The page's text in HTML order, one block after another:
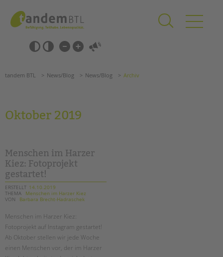
springen
Barrierefrei-
Einstellungen
überspringen
überspringen
Förderzentren
Kollegs
EFöB
Schulbezogene Sozialarbeit
Tagesgruppen
HILFEN ZUR ERZIEHUNG
EINGLIEDERUNGSHILFE
Suchen
tandem BTL News/Blog News/Blog Archiv
Oktober 2019
Menschen im Harzer
Kiez: Fotoprojekt
gestartet!
ERSTELLT 14.10.2019
THEMA
Menschen im Harzer Kiez
VON
Barbara Brecht-Hadraschek
Menschen im Harzer Kiez:
Fotoprojekt auf Instagram gestartet!
Ab Oktober stellen wir jede Woche
einen Menschen vor, der im Harzer